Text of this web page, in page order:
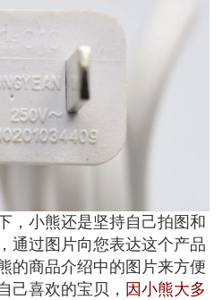
，小熊还是坚持自己拍图和
通过图片向您表达这个产品
的商品介绍中的图片来方便
己喜欢的宝贝， 因小熊大多